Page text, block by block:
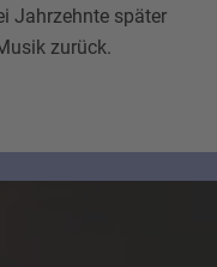
Jahrzehnte später
zurück.